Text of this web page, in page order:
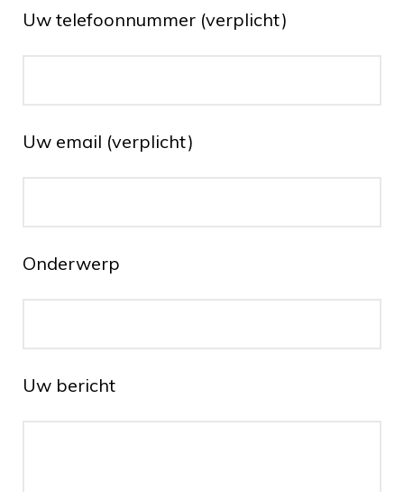
Uw telefoonnummer (verplicht)
Uw email (verplicht)
Onderwerp
Uw bericht